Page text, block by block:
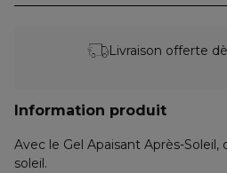
Livraison offerte
Information produit
Avec le Gel Apaisant Après-
soleil.